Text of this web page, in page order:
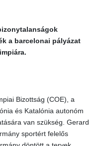
a barcelonai pályázat
Bizottság (COE), a
és Katalónia autonóm
van szükség. Gerard
sportért felelős